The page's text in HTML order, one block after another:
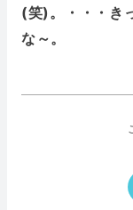
(笑)。・・・き
な～。